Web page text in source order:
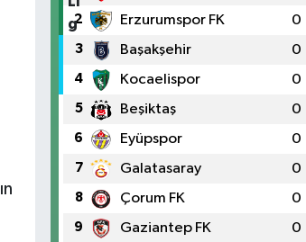
2 Erzurumspor FK 0
3 Başakşehir 0
4 Kocaelispor 0
5 Beşiktaş 0
6 Eyüpspor 0
7 Galatasaray 0
8 Çorum FK 0
9 Gaziantep FK 0